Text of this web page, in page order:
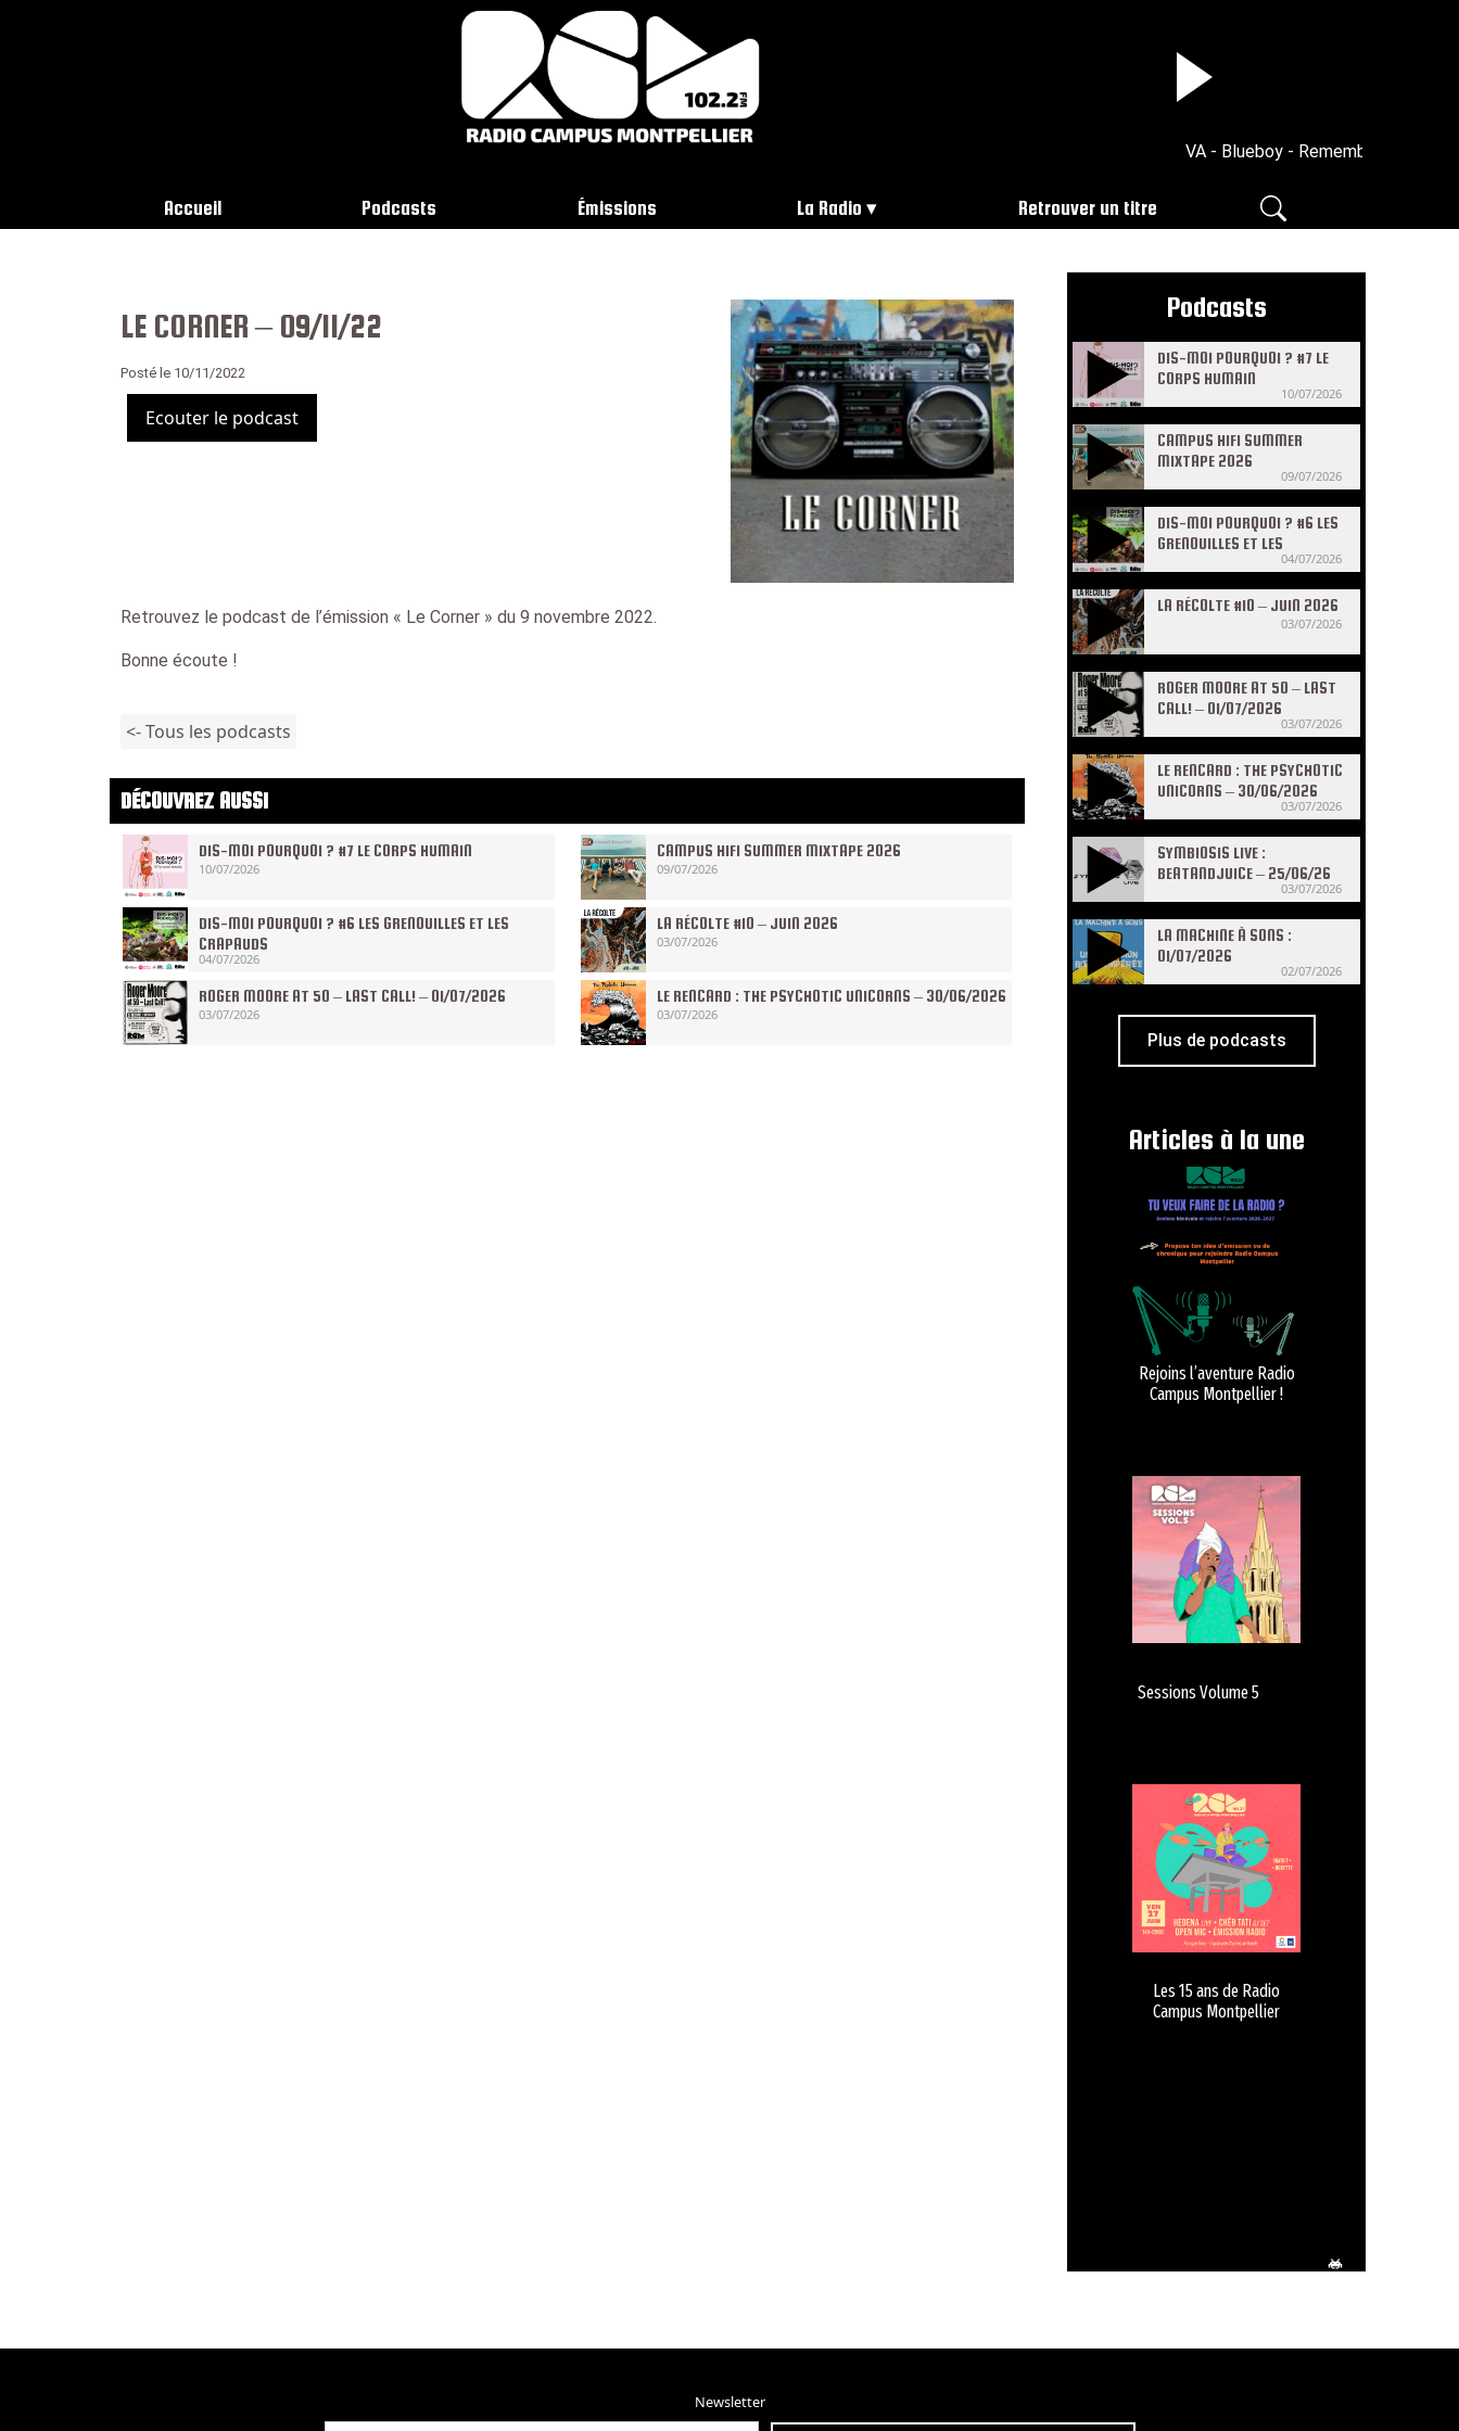
VA - Blueboy - Remember me
Accueil Podcasts Émissions La Radio Retrouver un titre
LE CORNER – 09/11/22
Posté le 10/11/2022
Ecouter le podcast
Retrouvez le podcast de l’émission « Le Corner » du 9 novembre 2022.
Bonne écoute !
<- Tous les podcasts
DÉCOUVREZ AUSSI
DIS-MOI POURQUOI ? #7 LE CORPS HUMAIN
10/07/2026
CAMPUS HIFI SUMMER MIXTAPE 2026
09/07/2026
DIS-MOI POURQUOI ? #6 LES GRENOUILLES ET LES
CRAPAUDS
04/07/2026
LA RÉCOLTE #10 – JUIN 2026
03/07/2026
ROGER MOORE AT 50 – LAST CALL! – 01/07/2026
03/07/2026
LE RENCARD : THE PSYCHOTIC UNICORNS – 30/06/2026
03/07/2026
Podcasts
DIS-MOI POURQUOI ? #7 LE
CORPS HUMAIN
10/07/2026
CAMPUS HIFI SUMMER
MIXTAPE 2026
09/07/2026
DIS-MOI POURQUOI ? #6 LES
GRENOUILLES ET LES
04/07/2026
LA RÉCOLTE #10 – JUIN 2026
03/07/2026
ROGER MOORE AT 50 – LAST
CALL! – 01/07/2026
03/07/2026
LE RENCARD : THE PSYCHOTIC
UNICORNS – 30/06/2026
03/07/2026
SYMBIOSIS LIVE :
BEATANDJUICE – 25/06/26
03/07/2026
LA MACHINE À SONS :
01/07/2026
02/07/2026
Plus de podcasts
Articles à la une
Rejoins l’aventure Radio
Campus Montpellier !
Sessions Volume 5
Les 15 ans de Radio
Campus Montpellier
Newsletter